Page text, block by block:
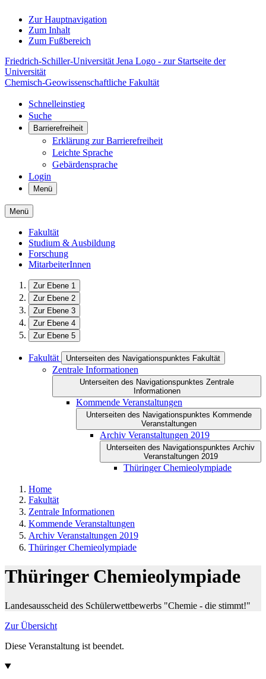
Zur Hauptnavigation
Zum Inhalt
Zum Fußbereich
Friedrich-Schiller-Universität Jena Logo - zur Startseite der
Universität
Chemisch-Geowissenschaftliche Fakultät
Schnelleinstieg
Suche
Barrierefreiheit
Erklärung zur Barrierefreiheit
Leichte Sprache
Gebärdensprache
Login
Menü
Menü
Fakultät
Studium & Ausbildung
Forschung
MitarbeiterInnen
Zur Ebene 1
Zur Ebene 2
Zur Ebene 3
Zur Ebene 4
Zur Ebene 5
Fakultät Unterseiten des Navigationspunktes Fakultät
Zentrale Informationen
Unterseiten des Navigationspunktes Zentrale
Informationen
Kommende Veranstaltungen
Unterseiten des Navigationspunktes Kommende
Veranstaltungen
Archiv Veranstaltungen 2019
Unterseiten des Navigationspunktes Archiv
Veranstaltungen 2019
Thüringer Chemieolympiade
Home
Fakultät
Zentrale Informationen
Kommende Veranstaltungen
Archiv Veranstaltungen 2019
Thüringer Chemieolympiade
Thüringer Chemieolympiade
Landesausscheid des Schülerwettbewerbs "Chemie - die stimmt!"
Zur Übersicht
Diese Veranstaltung ist beendet.